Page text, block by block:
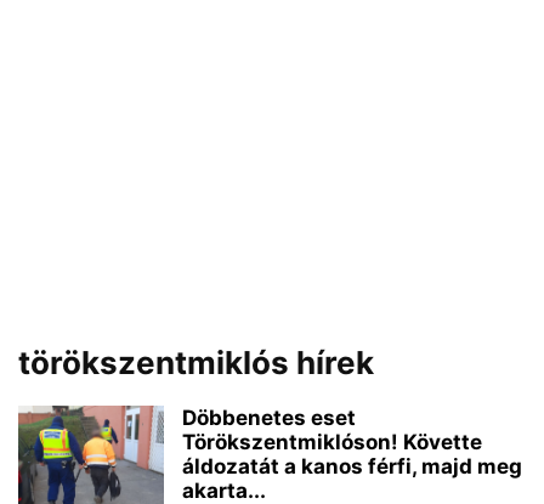
törökszentmiklós hírek
Döbbenetes eset
Törökszentmiklóson! Követte
áldozatát a kanos férfi, majd meg
akarta...